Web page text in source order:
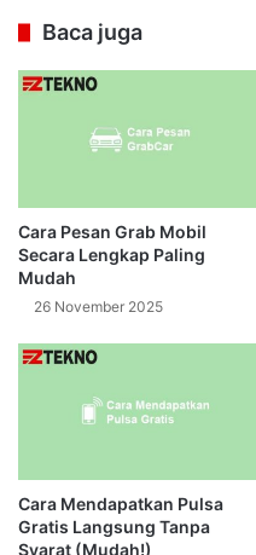
Baca juga
Cara Pesan Grab Mobil
Secara Lengkap Paling
Mudah
26 November 2025
Cara Mendapatkan Pulsa
Gratis Langsung Tanpa
Syarat (Mudah!)